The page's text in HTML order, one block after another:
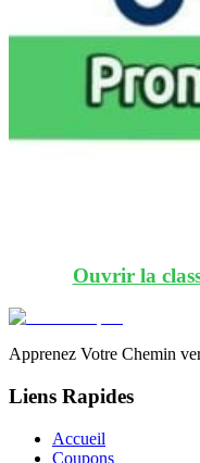
Ouvrir la
Apprenez Votre Chemin
Liens Rapides
Accueil
Coupons